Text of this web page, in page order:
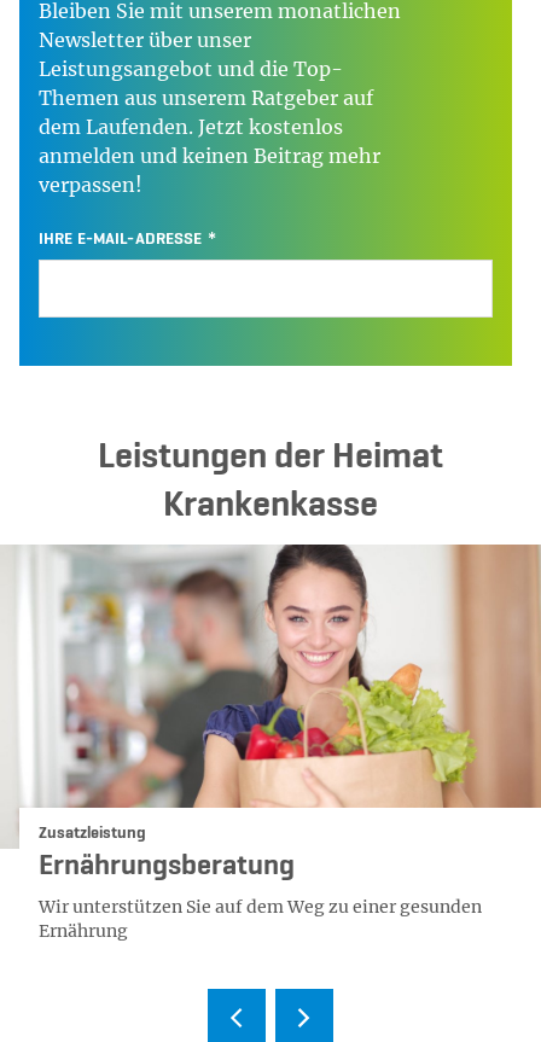
Bleiben Sie mit unserem monatlichen
Newsletter über unser
Leistungsangebot und die Top-
Themen aus unserem Ratgeber auf
dem Laufenden. Jetzt kostenlos
anmelden und keinen Beitrag mehr
verpassen!
IHRE E-MAIL-ADRESSE
Leistungen der Heimat
Krankenkasse
Kategorie:
Zusatzleistung
Ernährungsberatung
Wir unterstützen Sie auf dem Weg zu einer gesunden
Ernährung